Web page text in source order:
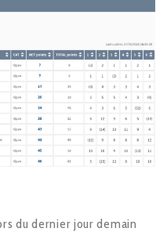
du dernier jour demain